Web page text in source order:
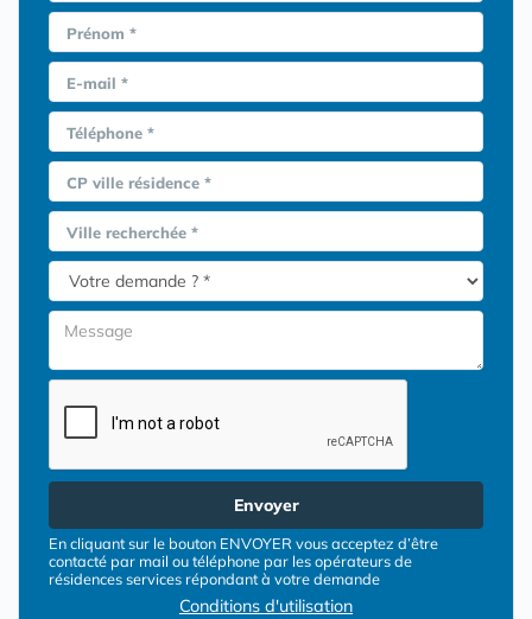
Prénom *
E-mail *
Téléphone *
CP ville résidence *
Ville recherchée *
Envoyer
En cliquant sur le bouton ENVOYER vous acceptez d’être
contacté par mail ou téléphone par les opérateurs de
résidences services répondant à votre demande
Conditions d'utilisation